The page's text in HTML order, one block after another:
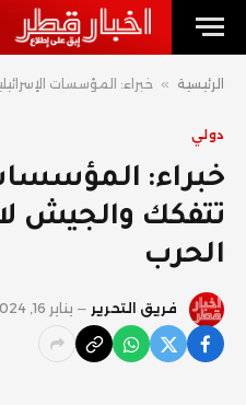
الرئيسية » خبراء: المؤسسات
دولي
خبراء:
تتفكك والجيش
الحرب
فريق التحرير يناير 16, 2024